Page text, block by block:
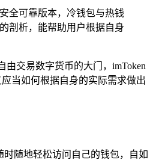
全可靠版本，冷钱包与热钱
剖析，能帮助用户根据自身
交易数字货币的大门，imToken
当如何根据自身的实际需求做出
随地轻松访问自己的钱包，自如